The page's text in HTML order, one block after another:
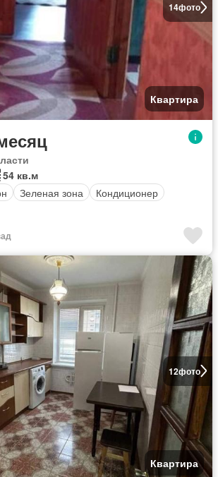
14фото
Квартира
54 кв.м
Зеленая зона
Кондиционер
12фото
Квартира